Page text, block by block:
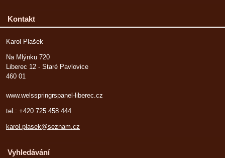
Kontakt
Karol Plašek
Na Mlýnku 720
Liberec 12 - Staré Pavlovice
460 01
www.welsspringrspanel-liberec.cz
tel.: +420 725 458 444
karol.plasek@seznam.cz
Vyhledávání